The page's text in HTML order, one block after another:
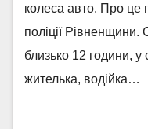
колеса авто. Про це
поліції Рівненщини.
близько 12 години, у
жителька, водійка…